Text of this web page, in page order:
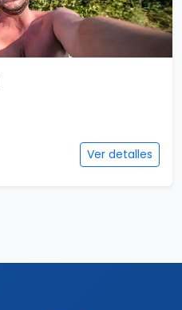
Ver detalles